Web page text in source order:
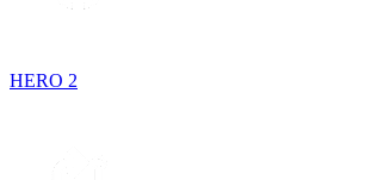
HERO 2